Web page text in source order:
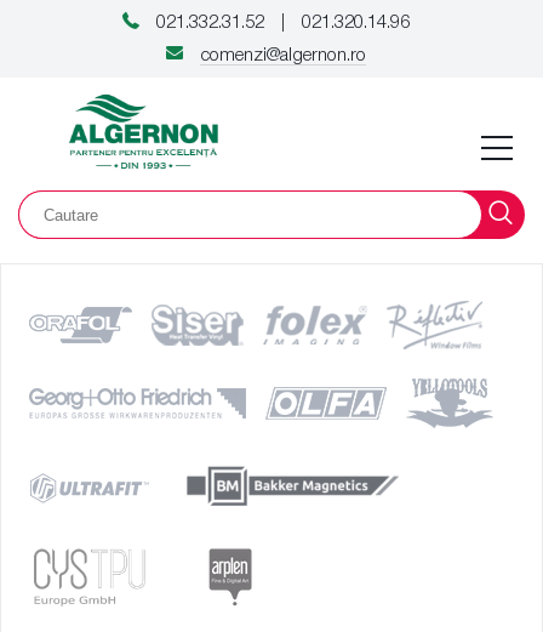
021.332.31.52
021.320.14.96
comenzi@algernon.ro